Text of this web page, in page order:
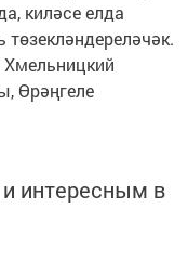
киләсе елда
Өрәңгеле
интересным в